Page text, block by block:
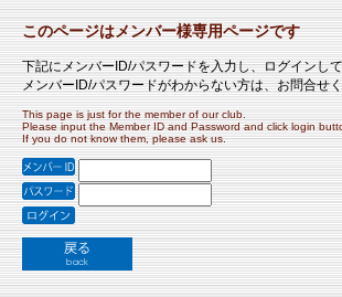
このページはメンバー様専用ページです
下記にメンバーID/パスワードを入力し、ログインし
メンバーID/パスワードがわからない方は、お問合せ
This page is just for the member of our club.
Please input the Member ID and Password and click login
If you do not know them, please ask us.